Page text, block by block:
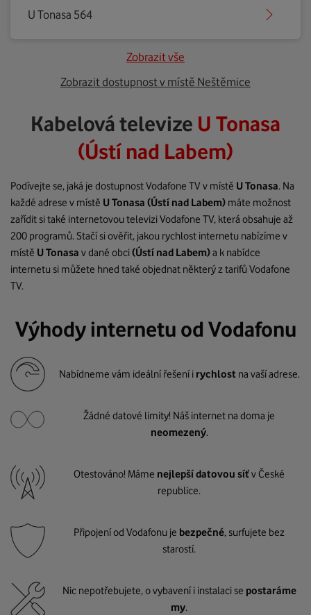
U Tonasa 564
Zobrazit vše
Zobrazit dostupnost v místě Neštěmice
Kabelová televize U Tonasa
(Ústí nad Labem)
Podívejte se, jaká je dostupnost Vodafone TV v místě U Tonasa. Na
každé adrese v místě U Tonasa (Ústí nad Labem) máte možnost
zařídit si také internetovou televizi Vodafone TV, která obsahuje až
200 programů. Stačí si ověřit, jakou rychlost internetu nabízíme v
místě U Tonasa v dané obci(Ústí nad Labem)a k nabídce
internetu si můžete hned také objednat některý z tarifů Vodafone
TV.
Výhody internetu od Vodafonu
Nabídneme vám ideální řešení i rychlost na vaší adrese.
Žádné datové limity! Náš internet na doma je
neomezený.
Otestováno! Máme nejlepší datovou síťv České
republice.
Připojení od Vodafonu je bezpečné, surfujete bez
starostí.
Nic nepotřebujete, o vybavení i instalaci se postaráme
my.